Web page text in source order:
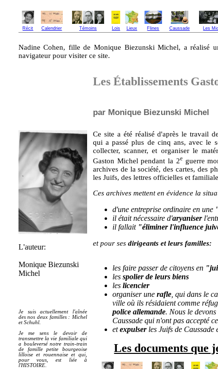
Récit Calendrier Témoins Lois Lieux Flines Caussade Les
Nadine Cohen, fille de Monique Biezunski Michel, a réalisé
navigateur pour visiter ce site.
Les Établissements
par Monique Biezunski Michel
L'auteur:
Monique Biezunski
Michel
Je suis actuellement l'aînée
des nos deux familles : Michel
et Schuhl.
Je me sens le devoir de
transmettre la vie familiale qui
a bouleversé notre train-train
de famille petite bourgeoise
lilloise et rouennaise et qui,
pour vous, est liée à
l'HISTOIRE.
Ce site a été réalisé d'après le travail
qui a passé plus de cinq ans, avec le
collecter, scanner, et organiser le
Gaston Michel pendant la 2eguerre
archives de la société, des cartes, des
les Juifs, des lettres officielles et
Ces archives mettent en évidence la
d'une entreprise ordinaire en une
il était nécessaire d'aryaniser
il fallait "éliminer l'influence
et pour ses dirigeants et leurs familles:
les faire passer de citoyens en
les spolier de leurs biens
les licencier
organiser une rafle, qui dans le
ville où ils résidaient comme
police allemande. Nous le
Caussade qui n'ont pas accepté
etexpulserles Juifs de Caussade
Les documents que